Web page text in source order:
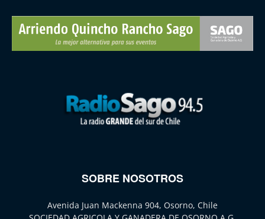
SOBRE NOSOTROS
Avenida Juan Mackenna 904, Osorno, Chile